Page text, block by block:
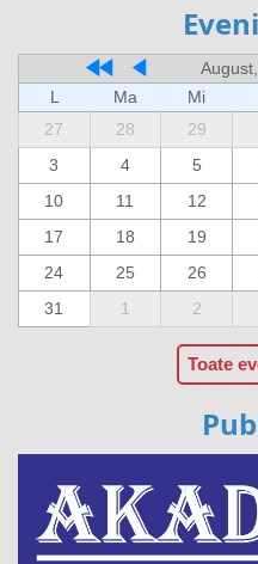
L
Ma Mi
27
28 29
3
4 5
10
11 12
17
18 19
24
25 26
31
1 2
Toate